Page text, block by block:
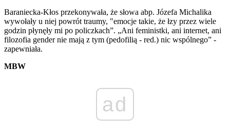
Baraniecka-Kłos przekonywała, że słowa abp. Józefa Michalika
wywołały u niej powrót traumy, "emocje takie, że łzy przez wiele
godzin płynęły mi po policzkach”. „Ani feministki, ani internet, ani
filozofia gender nie mają z tym (pedofilią - red.) nic wspólnego” -
zapewniała.
MBW
ad